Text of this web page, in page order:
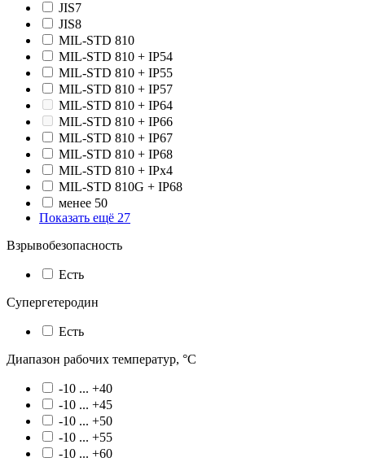
JIS7
JIS8
MIL-STD 810
MIL-STD 810 + IP54
MIL-STD 810 + IP55
MIL-STD 810 + IP57
MIL-STD 810 + IP64
MIL-STD 810 + IP66
MIL-STD 810 + IP67
MIL-STD 810 + IP68
MIL-STD 810 + IPx4
MIL-STD 810G + IP68
менее 50
Показать ещё 27
Взрывобезопасность
Есть
Супергетеродин
Есть
Диапазон рабочих температур, °С
-10 ... +40
-10 ... +45
-10 ... +50
-10 ... +55
-10 ... +60